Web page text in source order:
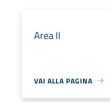
Area II
VAI ALLA PAGINA